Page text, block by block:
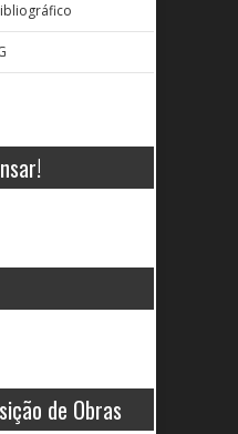
de Obras